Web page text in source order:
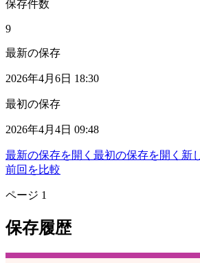
保存件数
9
最新の保存
2026年4月6日 18:30
最初の保存
2026年4月4日 09:48
最新の保存を開く 最初の保存を開く 新
前回を比較
ページ 1
保存履歴